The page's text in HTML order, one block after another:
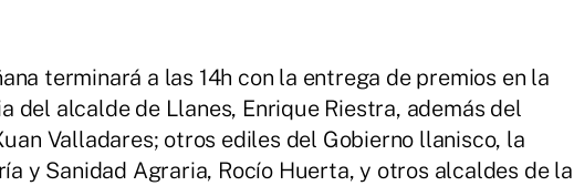
terminará a las 14h con la entrega de premios en la
del alcalde de Llanes, Enrique Riestra, además del
Valladares; otros ediles del Gobierno llanisco, la
y Sanidad Agraria, Rocío Huerta, y otros alcaldes de la